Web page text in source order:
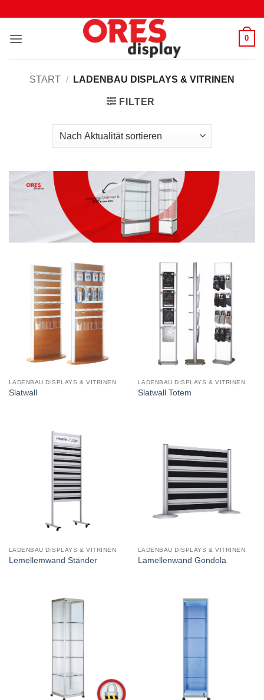
springen
0
START / LADENBAU DISPLAYS & VITRINEN
FILTER
LADENBAU DISPLAYS & VITRINEN
Slatwall
LADENBAU DISPLAYS & VITRINEN
Slatwall Totem
LADENBAU DISPLAYS & VITRINEN
Lemellemwand Ständer
LADENBAU DISPLAYS & VITRINEN
Lamellenwand Gondola